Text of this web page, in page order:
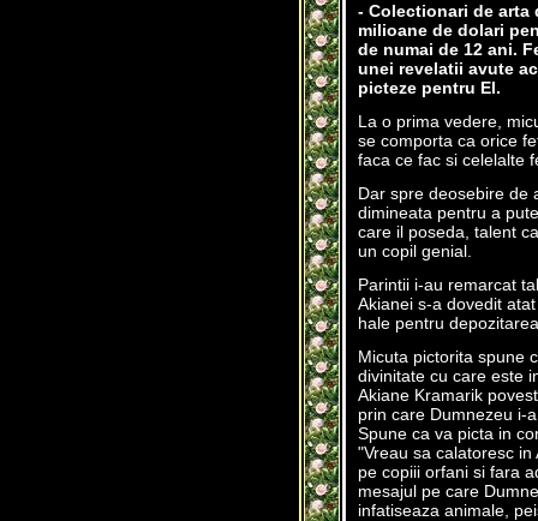
- Colectionari de arta
milioane de dolari
de numai de 12 ani.
unei revelatii avute
picteze pentru El.
La o prima vedere,
se comporta ca orice
faca ce fac si celelalte
Dar spre deosebire de
dimineata pentru a
care il poseda, talent
un copil genial.
Parintii i-au remarcat
Akianei s-a dovedit
hale pentru
Micuta pictorita spune
divinitate cu care este
Akiane Kramarik
prin care Dumnezeu i-
Spune ca va picta in
"Vreau sa calatoresc
pe copiii orfani si fara
mesajul pe care
infatiseaza animale,